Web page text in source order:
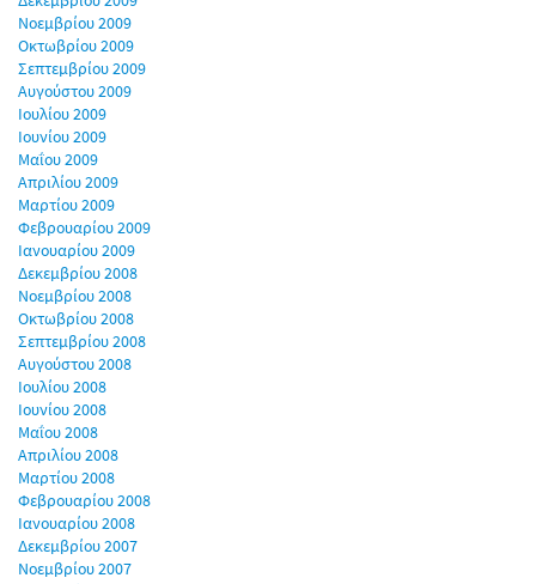
Νοεμβρίου 2009
Οκτωβρίου 2009
Σεπτεμβρίου 2009
Αυγούστου 2009
Ιουλίου 2009
Ιουνίου 2009
Μαΐου 2009
Απριλίου 2009
Μαρτίου 2009
Φεβρουαρίου 2009
Ιανουαρίου 2009
Δεκεμβρίου 2008
Νοεμβρίου 2008
Οκτωβρίου 2008
Σεπτεμβρίου 2008
Αυγούστου 2008
Ιουλίου 2008
Ιουνίου 2008
Μαΐου 2008
Απριλίου 2008
Μαρτίου 2008
Φεβρουαρίου 2008
Ιανουαρίου 2008
Δεκεμβρίου 2007
Νοεμβρίου 2007